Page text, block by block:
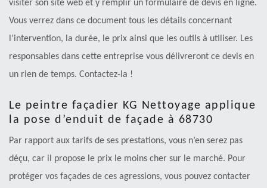
visiter son site web et y remplir un formulaire de devis en ligne.
Vous verrez dans ce document tous les détails concernant
l’intervention, la durée, le prix ainsi que les outils à utiliser. Les
responsables dans cette entreprise vous délivreront ce devis en
un rien de temps. Contactez-la !
Le peintre façadier KG Nettoyage applique
la pose d’enduit de façade à 68730
Par rapport aux tarifs de ses prestations, vous n’en serez pas
déçu, car il propose le prix le moins cher sur le marché. Pour
protéger vos façades de ces agressions, vous pouvez contacter